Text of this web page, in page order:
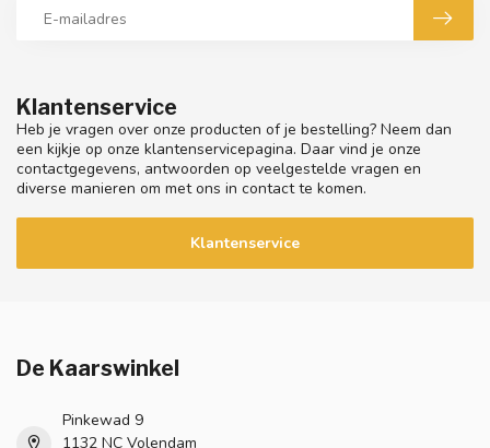
Klantenservice
Heb je vragen over onze producten of je bestelling? Neem dan
een kijkje op onze klantenservicepagina. Daar vind je onze
contactgegevens, antwoorden op veelgestelde vragen en
diverse manieren om met ons in contact te komen.
Klantenservice
De Kaarswinkel
Pinkewad 9
1132 NC Volendam